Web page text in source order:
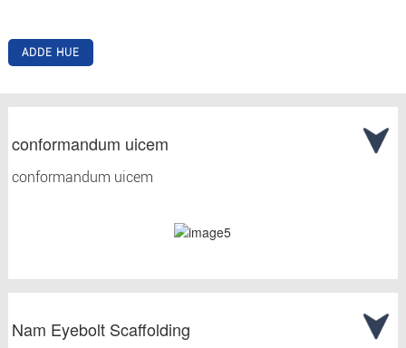
ADDE HUE
conformandum uicem
conformandum uicem
Nam Eyebolt Scaffolding